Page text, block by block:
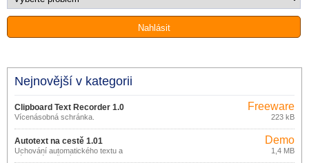
Nejnovější v kategorii
Clipboard Text Recorder 1.0
Vícenásobná schránka.
Freeware
223 kB
Autotext na cestě 1.01
Uchování automatického textu a
následné vložení.
Demo
1,4 MB